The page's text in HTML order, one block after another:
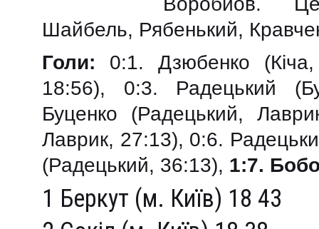
Шайбель, Рябенький,
Голи: 0:1. Дзюбенко
18:56), 0:3. Радецький
Буценко (Радецький,
Лаврик, 27:13), 0:6.
(Радецький, 36:13), 1:7.
1 Беркут (м. Київ) 18 43